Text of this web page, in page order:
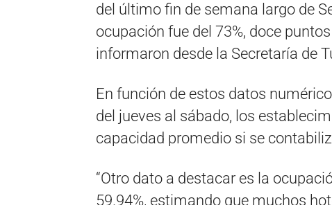
del último fin de semana largo de
ocupación fue del 73%, doce
informaron desde la Secretaría de
En función de estos datos
del jueves al sábado, los
capacidad promedio si se
“Otro dato a destacar es la
59.94%, estimando que muchos